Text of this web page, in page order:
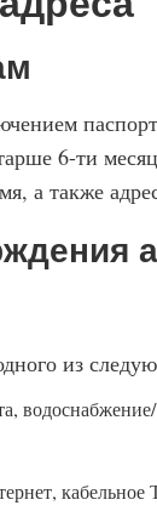
6-ти
а также
из